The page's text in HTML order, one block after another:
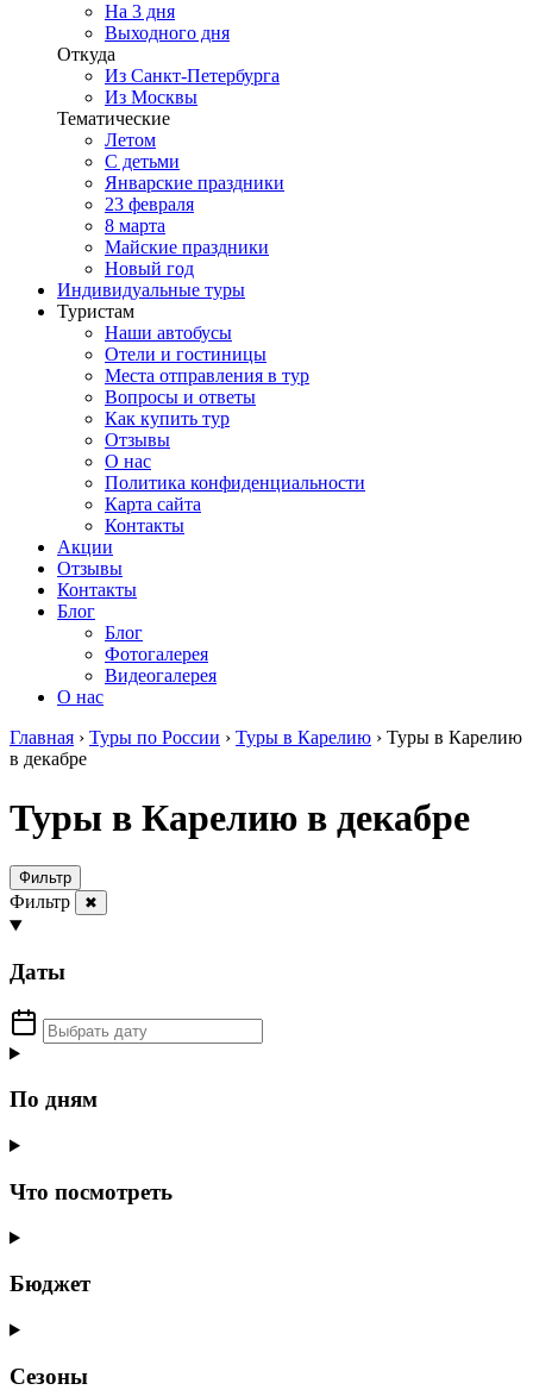
На 3 дня
Выходного дня
Откуда
Из Санкт-Петербурга
Из Москвы
Тематические
Летом
С детьми
Январские праздники
23 февраля
8 марта
Майские праздники
Новый год
Индивидуальные туры
Туристам
Наши автобусы
Отели и гостиницы
Места отправления в тур
Вопросы и ответы
Как купить тур
Отзывы
О нас
Политика конфиденциальности
Карта сайта
Контакты
Акции
Отзывы
Контакты
Блог
Блог
Фотогалерея
Видеогалерея
О нас
Главная › Туры по России › Туры в Карелию › Туры в Карелию
в декабре
Туры в Карелию в декабре
Фильтр
Фильтр ✖
Даты
По дням
Что посмотреть
Бюджет
Сезоны